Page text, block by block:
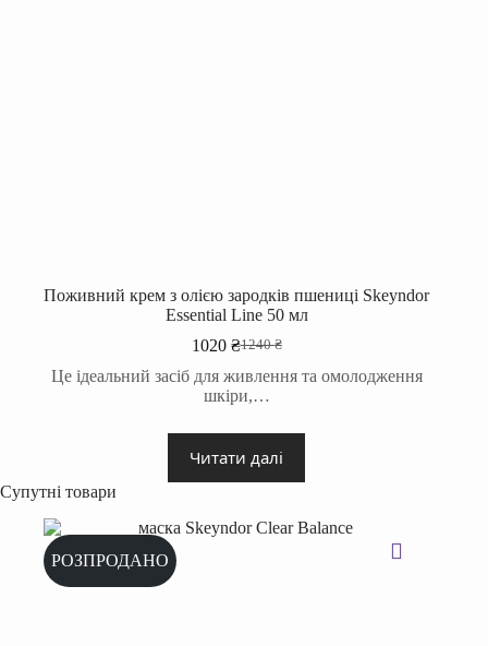
Поживний крем з олією зародків пшениці Skeyndor
Essential Line 50 мл
1240₴
Оригінальна
ціна:
1240 ₴.
1020 ₴Поточна
ціна:
1020 ₴.
Це ідеальний засіб для живлення та омолодження
шкіри,…
Читати далі
Супутні товари
РОЗПРОДАНО